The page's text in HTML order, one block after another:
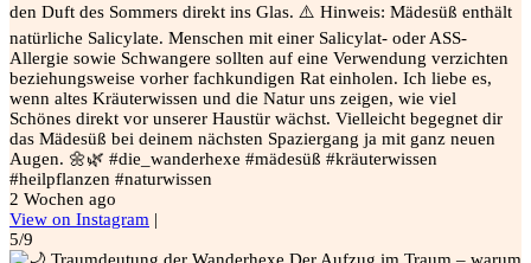
den Duft des Sommers direkt ins Glas. ⚠️ Hinweis: Mädesüß enthält
natürliche Salicylate. Menschen mit einer Salicylat- oder ASS-
Allergie sowie Schwangere sollten auf eine Verwendung verzichten
beziehungsweise vorher fachkundigen Rat einholen. Ich liebe es,
wenn altes Kräuterwissen und die Natur uns zeigen, wie viel
Schönes direkt vor unserer Haustür wächst. Vielleicht begegnet dir
das Mädesüß bei deinem nächsten Spaziergang ja mit ganz neuen
Augen. 🌼🌿 #die_wanderhexe #mädesüß #kräuterwissen
#heilpflanzen #naturwissen
2 Wochen ago
View on Instagram |
5/9